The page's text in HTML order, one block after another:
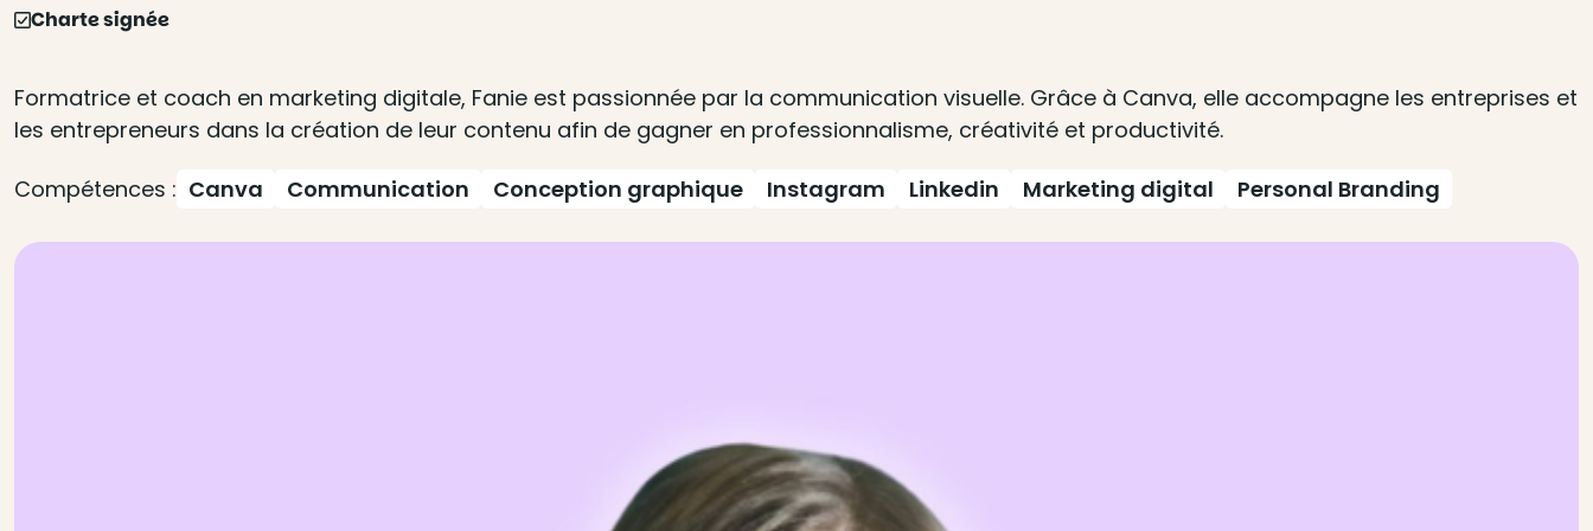
Charte signée
Formatrice et coach en marketing digitale, Fanie est passionnée par la communication visuelle. Grâce à Canva, elle accompagne les entreprises et
les entrepreneurs dans la création de leur contenu afin de gagner en professionnalisme, créativité et productivité.
Compétences : Canva Communication Conception graphique Instagram Linkedin Marketing digital Personal Branding